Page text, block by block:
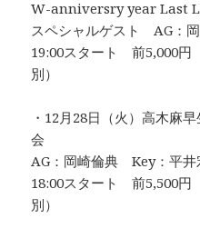
W-anniversry year Last
スペシャルゲスト AG：
19:00スタート 前5,000円
別）
・12月28日（火）高木麻
会
AG：岡崎倫典 Key：平井
18:00スタート 前5,500円
別）